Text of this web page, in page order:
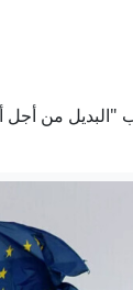
روسي يكشف
مجددا أمام
من أجل